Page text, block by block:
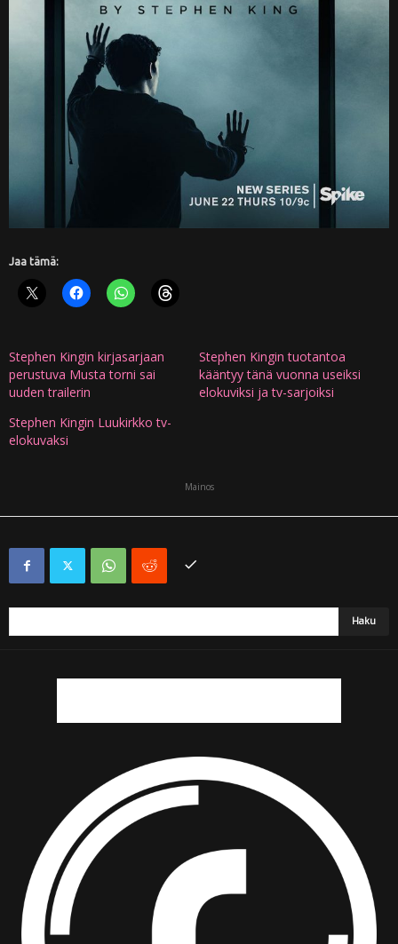
Jaa tämä:
Stephen Kingin kirjasarjaan
perustuva Musta torni sai
uuden trailerin
Stephen Kingin tuotantoa
kääntyy tänä vuonna useiksi
elokuviksi ja tv-sarjoiksi
Stephen Kingin Luukirkko tv-
elokuvaksi
Mainos